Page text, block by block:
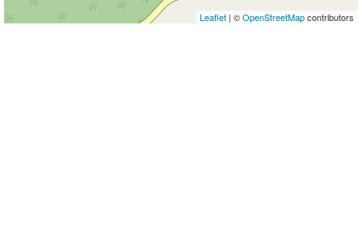
Leaflet | ©OpenStreetMapcontributors